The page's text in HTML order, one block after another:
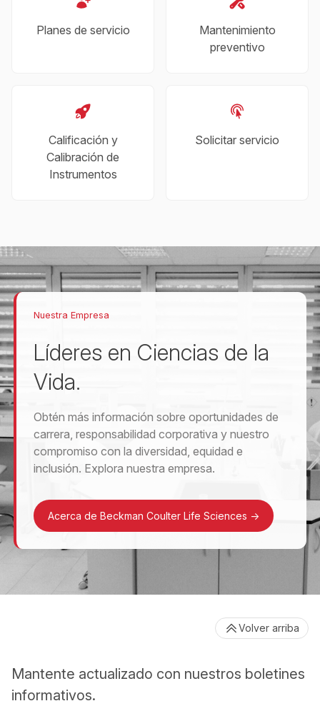
Planes de servicio
Mantenimiento
preventivo
Calificación y
Calibración de
Instrumentos
Solicitar servicio
Nuestra Empresa
Líderes en Ciencias de la
Vida.
Obtén más información sobre oportunidades de
carrera, responsabilidad corporativa y nuestro
compromiso con la diversidad, equidad e
inclusión. Explora nuestra empresa.
Acerca de Beckman Coulter Life Sciences ->
Mantente actualizado con nuestros boletines
informativos.
Volver arriba